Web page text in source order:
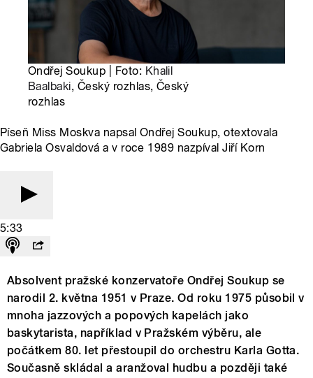
Ondřej Soukup | Foto: Khalil
Baalbaki, Český rozhlas, Český
rozhlas
Píseň Miss Moskva napsal Ondřej Soukup, otextovala
Gabriela Osvaldová a v roce 1989 nazpíval Jiří Korn
5:33
Absolvent pražské konzervatoře Ondřej Soukup se
narodil 2. května 1951 v Praze. Od roku 1975 působil v
mnoha jazzových a popových kapelách jako
baskytarista, například v Pražském výběru, ale
počátkem 80. let přestoupil do orchestru Karla Gotta.
Současně skládal a aranžoval hudbu a později také